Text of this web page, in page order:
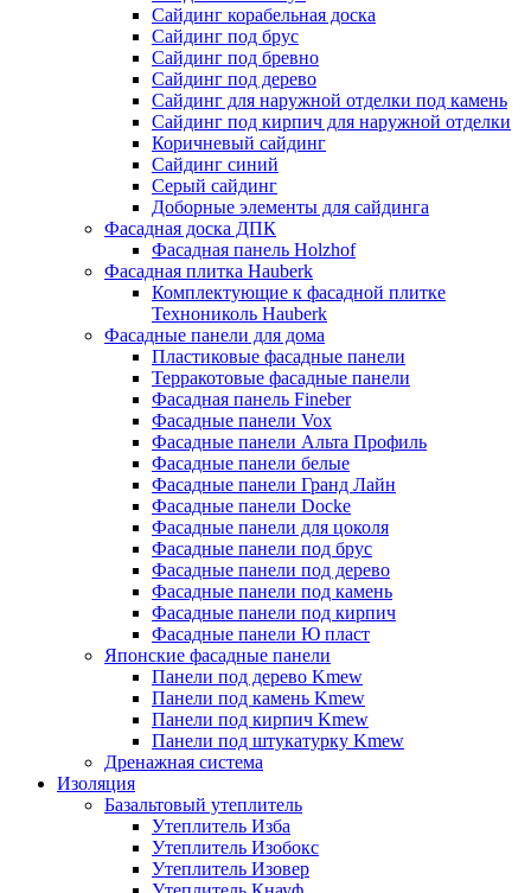
Сайдинг корабельная доска
Сайдинг под брус
Сайдинг под бревно
Сайдинг под дерево
Сайдинг для наружной отделки под камень
Сайдинг под кирпич для наружной отделки
Коричневый сайдинг
Сайдинг синий
Серый сайдинг
Доборные элементы для сайдинга
Фасадная доска ДПК
Фасадная панель Holzhof
Фасадная плитка Hauberk
Комплектующие к фасадной плитке
Технониколь Hauberk
Фасадные панели для дома
Пластиковые фасадные панели
Терракотовые фасадные панели
Фасадная панель Fineber
Фасадные панели Vox
Фасадные панели Альта Профиль
Фасадные панели белые
Фасадные панели Гранд Лайн
Фасадные панели Docke
Фасадные панели для цоколя
Фасадные панели под брус
Фасадные панели под дерево
Фасадные панели под камень
Фасадные панели под кирпич
Фасадные панели Ю пласт
Японские фасадные панели
Панели под дерево Kmew
Панели под камень Kmew
Панели под кирпич Kmew
Панели под штукатурку Kmew
Дренажная система
Изоляция
Базальтовый утеплитель
Утеплитель Изба
Утеплитель Изобокс
Утеплитель Изовер